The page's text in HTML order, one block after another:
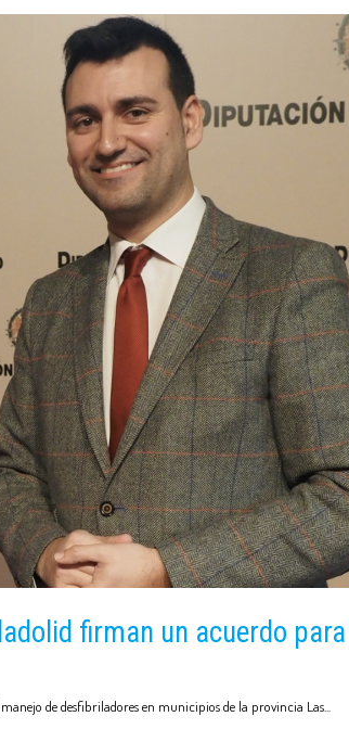
firman un acuerdo
de desfibriladores en municipios de la provincia Las